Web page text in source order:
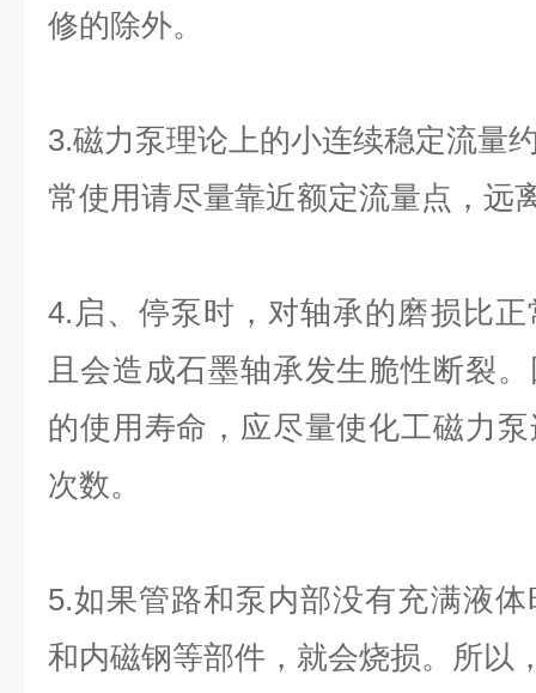
修的除外。
3.磁力泵理论上的小连续稳定流量
常使用请尽量靠近额定流量点，远
4.启、停泵时，对轴承的磨损比
且会造成石墨轴承发生脆性断裂
的使用寿命，应尽量使化工磁力
次数。
5.如果管路和泵内部没有充满液
和内磁钢等部件，就会烧损。所以